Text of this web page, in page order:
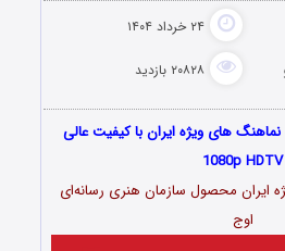
۲۴ خرداد ۱۴۰۴
۲۰۸۲۸ بازدید
های ویژه ایران با کیفیت عالی
1080p HDTV
ایران محصول سازمان‌ هنری‌ رسانه‌ای‌
اوج